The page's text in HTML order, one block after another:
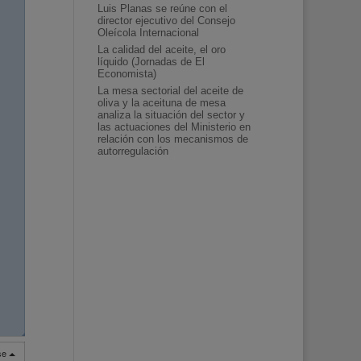
◢◢
Luis Planas se reúne con el
director ejecutivo del Consejo
Oleícola Internacional
La calidad del aceite, el oro
líquido (Jornadas de El
Economista)
La mesa sectorial del aceite de
oliva y la aceituna de mesa
analiza la situación del sector y
las actuaciones del Ministerio en
relación con los mecanismos de
autorregulación